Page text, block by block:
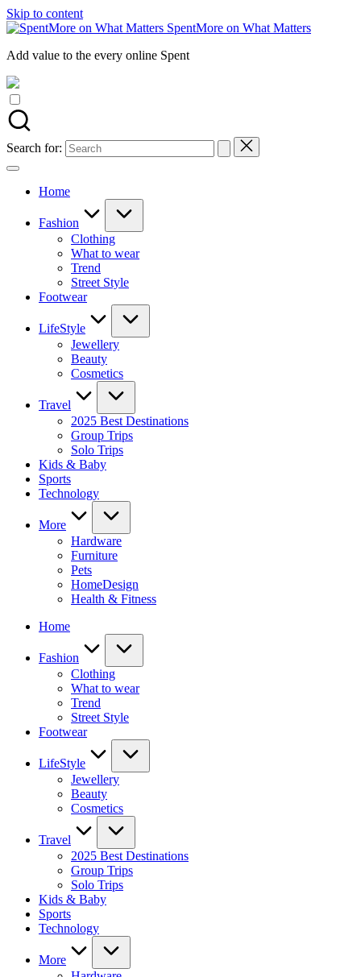
Skip to content
SpentMore on What Matters
Add value to the every online Spent
Search for:
Home
Fashion
Clothing
What to wear
Trend
Street Style
Footwear
LifeStyle
Jewellery
Beauty
Cosmetics
Travel
2025 Best Destinations
Group Trips
Solo Trips
Kids & Baby
Sports
Technology
More
Hardware
Furniture
Pets
HomeDesign
Health & Fitness
Home
Fashion
Clothing
What to wear
Trend
Street Style
Footwear
LifeStyle
Jewellery
Beauty
Cosmetics
Travel
2025 Best Destinations
Group Trips
Solo Trips
Kids & Baby
Sports
Technology
More